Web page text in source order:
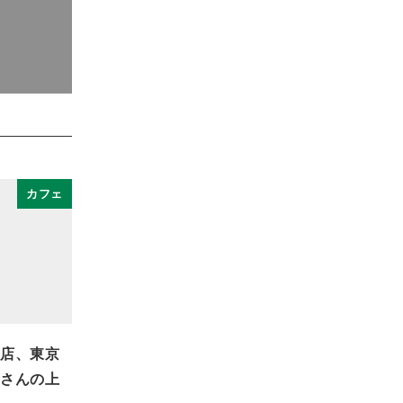
カフェ
、東京
んの上